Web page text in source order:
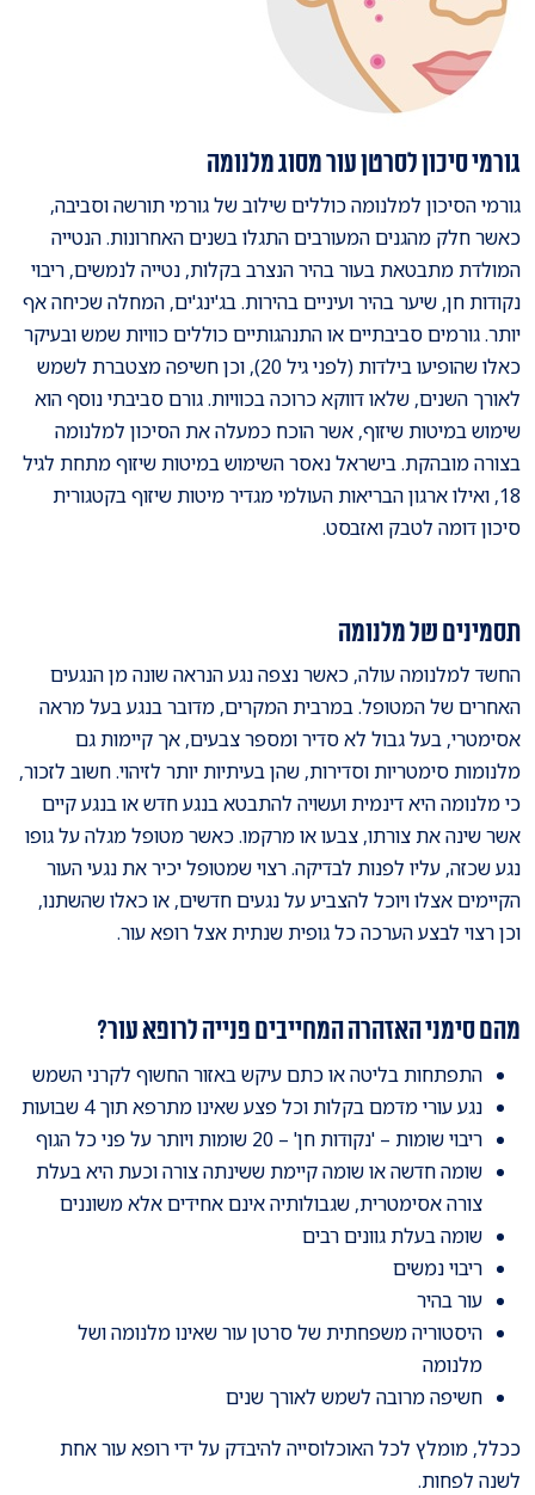
גורמי סיכון לסרטן עור מסוג מלנומה
גורמי הסיכון למלנומה כוללים שילוב של גורמי תורשה וסביבה,
כאשר חלק מהגנים המעורבים התגלו בשנים האחרונות. הנטייה
המולדת מתבטאת בעור בהיר הנצרב בקלות, נטייה לנמשים, ריבוי
נקודות חן, שיער בהיר ועיניים בהירות. בג'ינג'ים, המחלה שכיחה אף
יותר. גורמים סביבתיים או התנהגותיים כוללים כוויות שמש ובעיקר
כאלו שהופיעו בילדות (לפני גיל 20), וכן חשיפה מצטברת לשמש
לאורך השנים, שלאו דווקא כרוכה בכוויות. גורם סביבתי נוסף הוא
שימוש במיטות שיזוף, אשר הוכח כמעלה את הסיכון למלנומה
בצורה מובהקת. בישראל נאסר השימוש במיטות שיזוף מתחת לגיל
18, ואילו ארגון הבריאות העולמי מגדיר מיטות שיזוף בקטגורית
סיכון דומה לטבק ואזבסט.
תסמינים של מלנומה
החשד למלנומה עולה, כאשר נצפה נגע הנראה שונה מן הנגעים
האחרים של המטופל. במרבית המקרים, מדובר בנגע בעל מראה
אסימטרי, בעל גבול לא סדיר ומספר צבעים, אך קיימות גם
מלנומות סימטריות וסדירות, שהן בעיתיות יותר לזיהוי. חשוב לזכור,
כי מלנומה היא דינמית ועשויה להתבטא בנגע חדש או בנגע קיים
אשר שינה את צורתו, צבעו או מרקמו. כאשר מטופל מגלה על גופו
נגע שכזה, עליו לפנות לבדיקה. רצוי שמטופל יכיר את נגעי העור
הקיימים אצלו ויוכל להצביע על נגעים חדשים, או כאלו שהשתנו,
וכן רצוי לבצע הערכה כל גופית שנתית אצל רופא עור.
מהם סימני האזהרה המחייבים פנייה לרופא עור?
התפתחות בליטה או כתם עיקש באזור החשוף לקרני השמש
נגע עורי מדמם בקלות וכל פצע שאינו מתרפא תוך 4 שבועות
ריבוי שומות – 'נקודות חן' – 20 שומות ויותר על פני כל הגוף
שומה חדשה או שומה קיימת ששינתה צורה וכעת היא בעלת
צורה אסימטרית, שגבולותיה אינם אחידים אלא משוננים
שומה בעלת גוונים רבים
ריבוי נמשים
עור בהיר
היסטוריה משפחתית של סרטן עור שאינו מלנומה ושל
מלנומה
חשיפה מרובה לשמש לאורך שנים
ככלל, מומלץ לכל האוכלוסייה להיבדק על ידי רופא עור אחת
לשנה לפחות.